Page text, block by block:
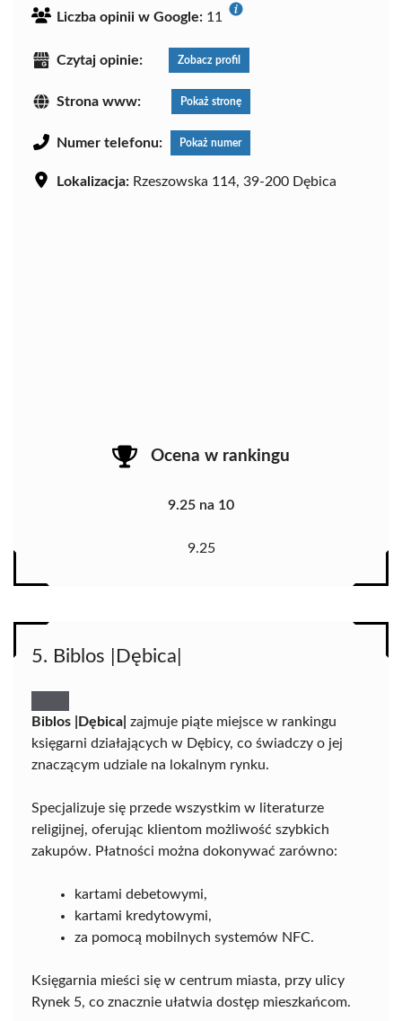
Liczba opinii w Google: 11
Czytaj opinie: Zobacz profil
Strona www: Pokaż stronę
Numer telefonu: Pokaż numer
Lokalizacja: Rzeszowska 114, 39-200 Dębica
Ocena w rankingu
9.25 na 10
9.25
5. Biblos |Dębica|
Biblos |Dębica| zajmuje piąte miejsce w rankingu
księgarni działających w Dębicy, co świadczy o jej
znaczącym udziale na lokalnym rynku.
Specjalizuje się przede wszystkim w literaturze
religijnej, oferując klientom możliwość szybkich
zakupów. Płatności można dokonywać zarówno:
kartami debetowymi,
kartami kredytowymi,
za pomocą mobilnych systemów NFC.
Księgarnia mieści się w centrum miasta, przy ulicy
Rynek 5, co znacznie ułatwia dostęp mieszkańcom.